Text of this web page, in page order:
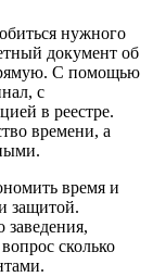
нужного
документ об
С помощью
с
в реестре.
времени, а
время и
защитой.
заведения,
сколько